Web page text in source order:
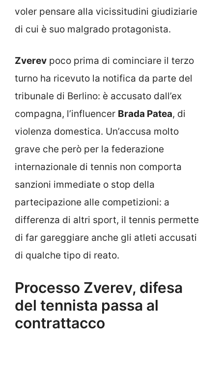
voler pensare alla vicissitudini giudiziarie
di cui è suo malgrado protagonista.
Zverev poco prima di cominciare il terzo
turno ha ricevuto la notifica da parte del
tribunale di Berlino: è accusato dall’ex
compagna, l’influencer Brada Patea, di
violenza domestica. Un’accusa molto
grave che però per la federazione
internazionale di tennis non comporta
sanzioni immediate o stop della
partecipazione alle competizioni: a
differenza di altri sport, il tennis permette
di far gareggiare anche gli atleti accusati
di qualche tipo di reato.
Processo Zverev, difesa
del tennista passa al
contrattacco